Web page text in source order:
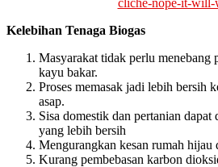
Kelebihan Tenaga Biogas
Masyarakat tidak perlu menebang
kayu bakar.
Proses memasak jadi lebih bersih
asap.
Sisa domestik dan pertanian dapat
yang lebih bersih
Mengurangkan kesan rumah hijau
Kurang pembebasan karbon